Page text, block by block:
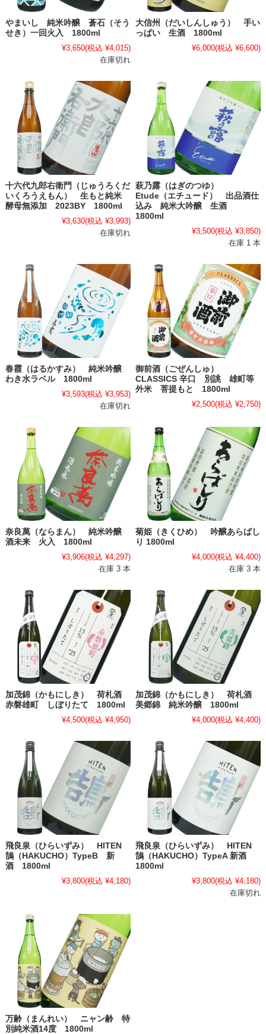
やまいし 純米吟醸 蒼石（そう
せき）一回火入 1800ml
¥3,650(税込 ¥4,015)
在庫切れ
大信州（だいしんしゅう） 手い
っぱい 生酒 1800ml
¥6,000(税込 ¥6,600)
十六代九郎右衛門（じゅうろくだ
いくろうえもん） 生もと純米
酵母無添加 2023BY 1800ml
¥3,630(税込 ¥3,993)
在庫切れ
萩乃露（はぎのつゆ）
Etude（エチュード） 出品酒仕
込み 純米大吟醸 生酒
1800ml
¥3,500(税込 ¥3,850)
在庫 1 本
春霞（はるかすみ） 純米吟醸
わき水ラベル 1800ml
¥3,593(税込 ¥3,953)
在庫切れ
御前酒（ごぜんしゅ）
CLASSICS 辛口 別誂 雄町等
外米 菩提もと 1800ml
¥2,500(税込 ¥2,750)
奈良萬（ならまん） 純米吟醸
酒未来 火入 1800ml
¥3,906(税込 ¥4,297)
在庫 3 本
菊姫（きくひめ） 吟醸あらばし
り 1800ml
¥4,000(税込 ¥4,400)
在庫 3 本
加茂錦（かもにしき） 荷札酒
赤磐雄町 しぼりたて 1800ml
¥4,500(税込 ¥4,950)
加茂錦（かもにしき） 荷札酒
美郷錦 純米吟醸 1800ml
¥4,000(税込 ¥4,400)
飛良泉（ひらいずみ） HITEN
鵠（HAKUCHO）TypeB 新
酒 1800ml
¥3,800(税込 ¥4,180)
飛良泉（ひらいずみ） HITEN
鵠（HAKUCHO）TypeA 新酒
1800ml
¥3,800(税込 ¥4,180)
在庫切れ
万齢（まんれい） ニャン齢 特
別純米酒14度 1800ml